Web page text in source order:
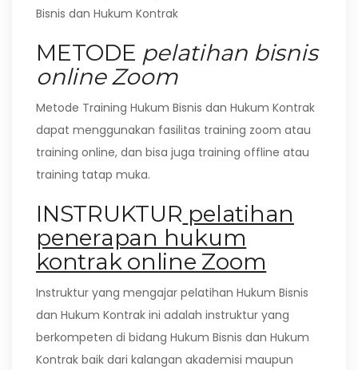
Bisnis dan Hukum Kontrak
METODE pelatihan bisnis
online Zoom
Metode Training Hukum Bisnis dan Hukum Kontrak
dapat menggunakan fasilitas training zoom atau
training online, dan bisa juga training offline atau
training tatap muka.
INSTRUKTUR pelatihan
penerapan hukum
kontrak online Zoom
Instruktur yang mengajar pelatihan Hukum Bisnis
dan Hukum Kontrak ini adalah instruktur yang
berkompeten di bidang Hukum Bisnis dan Hukum
Kontrak baik dari kalangan akademisi maupun